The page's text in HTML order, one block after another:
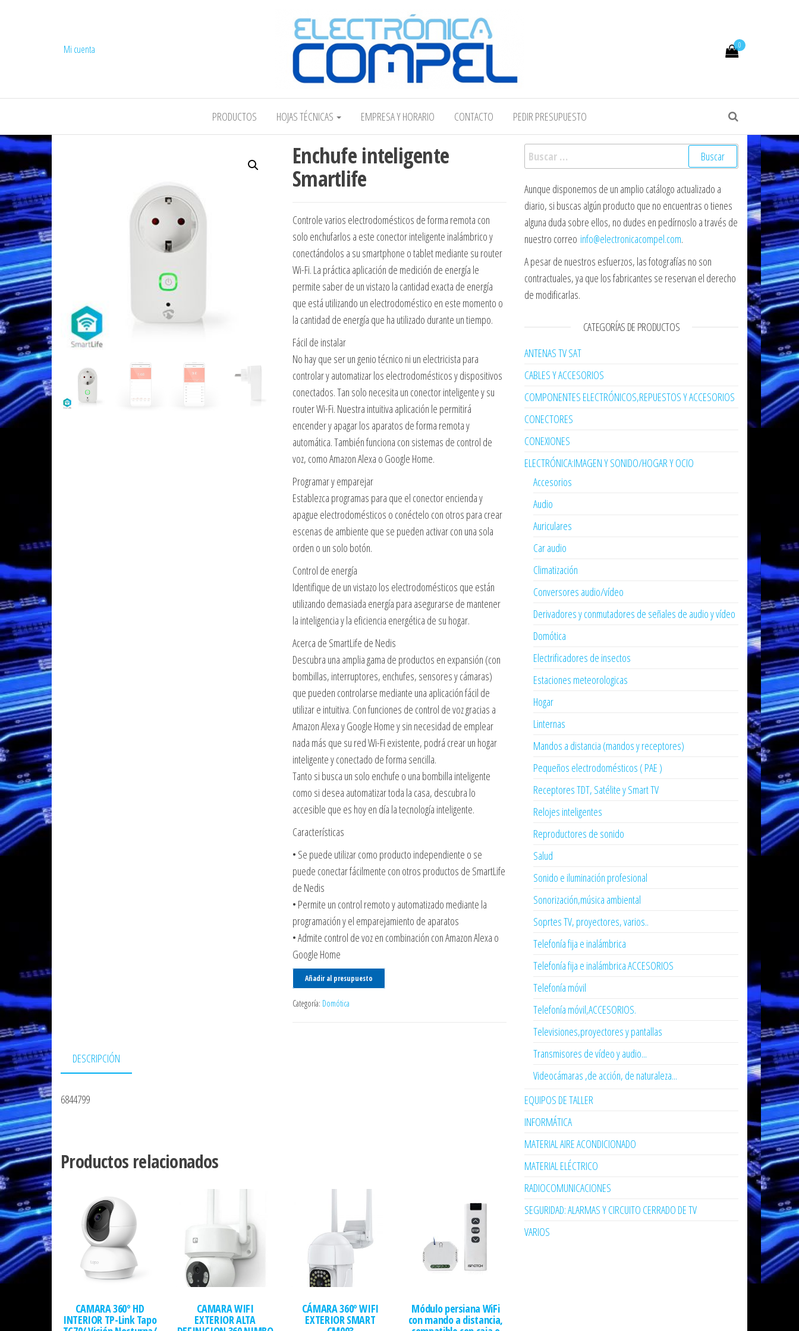
COMPEL Electrónica COMPEL
0
Mi cuenta
PRODUCTOS HOJAS TÉCNICAS EMPRESA Y HORARIO CONTACTO PEDIR PRESUPUESTO
Enchufe inteligente
Smartlife
Controle varios electrodomésticos de forma remota con
solo enchufarlos a este conector inteligente inalámbrico y
conectándolos a su smartphone o tablet mediante su router
Wi-Fi. La práctica aplicación de medición de energía le
permite saber de un vistazo la cantidad exacta de energía
que está utilizando un electrodoméstico en este momento o
la cantidad de energía que ha utilizado durante un tiempo.
Fácil de instalar
No hay que ser un genio técnico ni un electricista para
controlar y automatizar los electrodomésticos y dispositivos
conectados. Tan solo necesita un conector inteligente y su
router Wi-Fi. Nuestra intuitiva aplicación le permitirá
encender y apagar los aparatos de forma remota y
automática. También funciona con sistemas de control de
voz, como Amazon Alexa o Google Home.
Programar y emparejar
Establezca programas para que el conector encienda y
apague electrodomésticos o conéctelo con otros para crear
escenas de ambiente que se pueden activar con una sola
orden o un solo botón.
Control de energía
Identifique de un vistazo los electrodomésticos que están
utilizando demasiada energía para asegurarse de mantener
la inteligencia y la eficiencia energética de su hogar.
Acerca de SmartLife de Nedis
Descubra una amplia gama de productos en expansión (con
bombillas, interruptores, enchufes, sensores y cámaras)
que pueden controlarse mediante una aplicación fácil de
utilizar e intuitiva. Con funciones de control de voz gracias a
Amazon Alexa y Google Home y sin necesidad de emplear
nada más que su red Wi-Fi existente, podrá crear un hogar
inteligente y conectado de forma sencilla.
Tanto si busca un solo enchufe o una bombilla inteligente
como si desea automatizar toda la casa, descubra lo
accesible que es hoy en día la tecnología inteligente.
Características
• Se puede utilizar como producto independiente o se
puede conectar fácilmente con otros productos de SmartLife
de Nedis
• Permite un control remoto y automatizado mediante la
programación y el emparejamiento de aparatos
• Admite control de voz en combinación con Amazon Alexa o
Google Home
Añadir al presupuesto
Categoría: Domótica
DESCRIPCIÓN
6844799
Productos relacionados
CAMARA 360º HD
INTERIOR TP-Link Tapo
CAMARA WIFI
EXTERIOR ALTA
CÁMARA 360º WIFI
EXTERIOR SMART
Módulo persiana WiFi
con mando a distancia,
Buscar:
Aunque disponemos de un amplio catálogo actualizado a
diario, si buscas algún producto que no encuentras o tienes
alguna duda sobre ellos, no dudes en pedírnoslo a través de
nuestro correo info@electronicacompel.com.
A pesar de nuestros esfuerzos, las fotografías no son
contractuales, ya que los fabricantes se reservan el derecho
de modificarlas.
CATEGORÍAS DE PRODUCTOS
ANTENAS TV SAT
CABLES Y ACCESORIOS
COMPONENTES ELECTRÓNICOS,REPUESTOS Y ACCESORIOS
CONECTORES
CONEXIONES
ELECTRÓNICA:IMAGEN Y SONIDO/HOGAR Y OCIO
Accesorios
Audio
Auriculares
Car audio
Climatización
Conversores audio/vídeo
Derivadores y conmutadores de señales de audio y vídeo
Domótica
Electrificadores de insectos
Estaciones meteorologicas
Hogar
Linternas
Mandos a distancia (mandos y receptores)
Pequeños electrodomésticos ( PAE )
Receptores TDT, Satélite y Smart TV
Relojes inteligentes
Reproductores de sonido
Salud
Sonido e iluminación profesional
Sonorización,música ambiental
Soprtes TV, proyectores, varios..
Telefonía fija e inalámbrica
Telefonía fija e inalámbrica ACCESORIOS
Telefonía móvil
Telefonía móvil,ACCESORIOS.
Televisiones,proyectores y pantallas
Transmisores de vídeo y audio...
Videocámaras ,de acción, de naturaleza...
EQUIPOS DE TALLER
INFORMÁTICA
MATERIAL AIRE ACONDICIONADO
MATERIAL ELÉCTRICO
RADIOCOMUNICACIONES
SEGURIDAD: ALARMAS Y CIRCUITO CERRADO DE TV
VARIOS